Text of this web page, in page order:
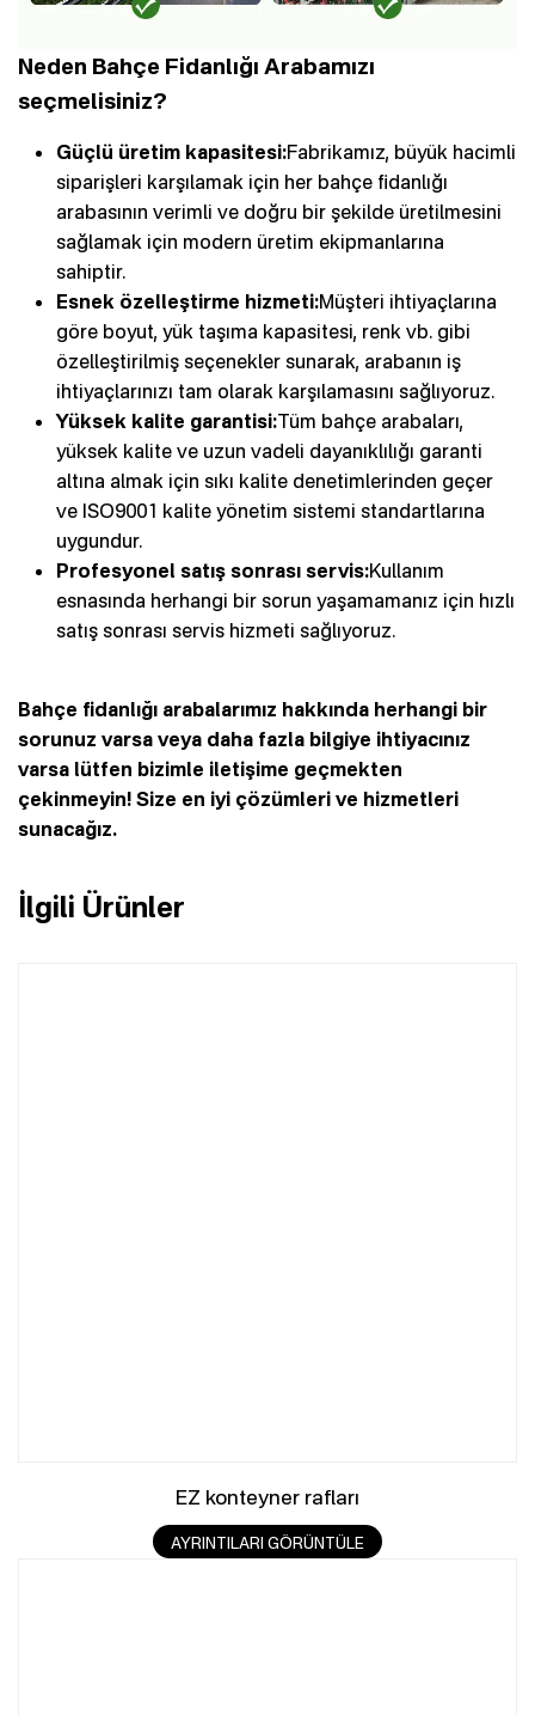
Neden Bahçe Fidanlığı Arabamızı
seçmelisiniz?
Güçlü üretim kapasitesi:Fabrikamız, büyük hacimli
siparişleri karşılamak için her bahçe fidanlığı
arabasının verimli ve doğru bir şekilde üretilmesini
sağlamak için modern üretim ekipmanlarına
sahiptir.
Esnek özelleştirme hizmeti:Müşteri ihtiyaçlarına
göre boyut, yük taşıma kapasitesi, renk vb. gibi
özelleştirilmiş seçenekler sunarak, arabanın iş
ihtiyaçlarınızı tam olarak karşılamasını sağlıyoruz.
Yüksek kalite garantisi:Tüm bahçe arabaları,
yüksek kalite ve uzun vadeli dayanıklılığı garanti
altına almak için sıkı kalite denetimlerinden geçer
ve ISO9001 kalite yönetim sistemi standartlarına
uygundur.
Profesyonel satış sonrası servis:Kullanım
esnasında herhangi bir sorun yaşamamanız için hızlı
satış sonrası servis hizmeti sağlıyoruz.
Bahçe fidanlığı arabalarımız hakkında herhangi bir
sorunuz varsa veya daha fazla bilgiye ihtiyacınız
varsa lütfen bizimle iletişime geçmekten
çekinmeyin! Size en iyi çözümleri ve hizmetleri
sunacağız.
İlgili Ürünler
EZ konteyner rafları
AYRINTILARI GÖRÜNTÜLE